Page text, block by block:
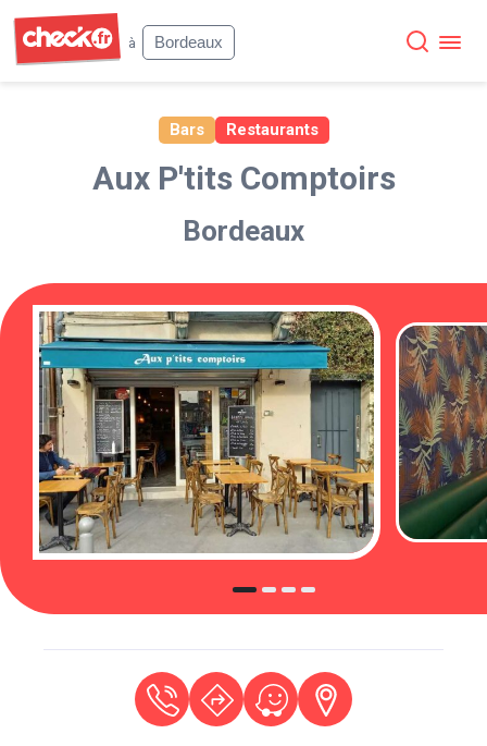
à
Bordeaux
Bars Restaurants
Aux P'tits Comptoirs
Bordeaux